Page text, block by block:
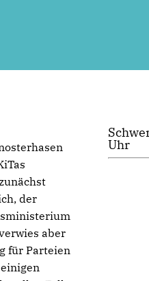
der
aber
für Parteien
Uhr